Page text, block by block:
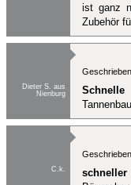
ist ganz
Zubehör
Dieter S. aus
Nienburg
C.k.